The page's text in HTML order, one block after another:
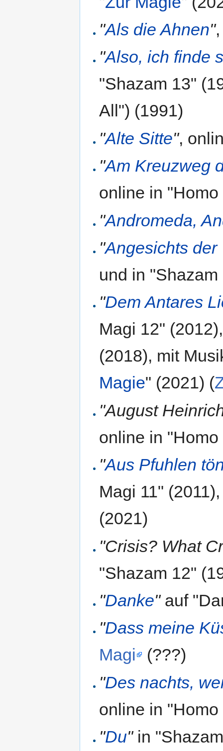
"Als die Ahnen"
"Also, ich finde
"Shazam 13"
All") (1991)
"Alte Sitte",
"Am Kreuzweg
online in
"Andromeda,
"Angesichts der
und in
"Dem Antares
Magi 12"
(2018), mit
Magie" (2021) (
"August
online in
"Aus Pfuhlen
Magi 11"
(2021)
"Crisis? What
"Shazam 12"
"Danke"auf
"Dass meine
Magi
(???)
"Des nachts,
online in
"Du"in